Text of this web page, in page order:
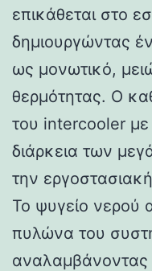
επικάθεται στο
δημιουργώντας
ως μονωτικό,
θερμότητας. Ο
του intercooler με
διάρκεια των
την
Το ψυγείο νερού
πυλώνα του
αναλαμβάνοντας